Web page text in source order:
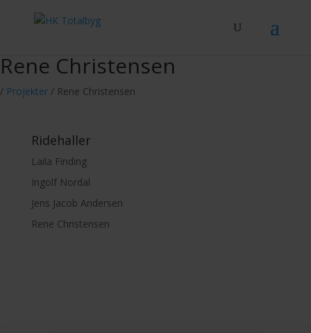
Rene Christensen
/ Projekter / Rene Christensen
Ridehaller
Laila Finding
Ingolf Nordal
Jens Jacob Andersen
Rene Christensen